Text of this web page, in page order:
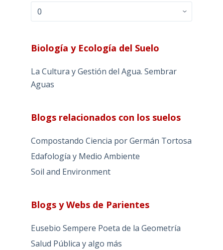
Archivos
Biología y Ecología del Suelo
La Cultura y Gestión del Agua. Sembrar
Aguas
Blogs relacionados con los suelos
Compostando Ciencia por Germán Tortosa
Edafología y Medio Ambiente
Soil and Environment
Blogs y Webs de Parientes
Eusebio Sempere Poeta de la Geometría
Salud Pública y algo más